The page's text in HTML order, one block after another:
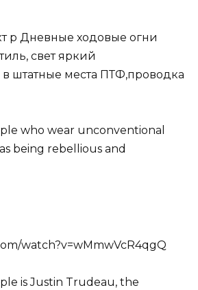
р Дневные ходовые огни
свет яркий
в штатные места ПТФ,проводка
who wear unconventional
being rebellious and
watch?v=wMmwVcR4qgQ
is Justin Trudeau, the